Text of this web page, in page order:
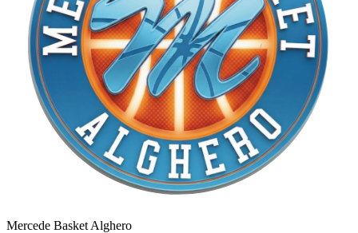
Mercede Basket Alghero